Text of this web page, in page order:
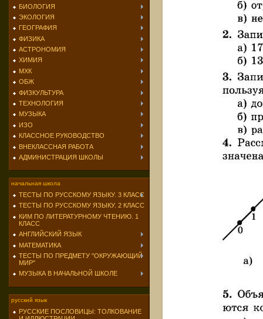
БИОЛОГИЯ
ЭКОЛОГИЯ
ГЕОГРАФИЯ
ФИЗИКА
АСТРОНОМИЯ
ХИМИЯ
МХК
ОБЖ
ФИЗКУЛЬТУРА
ТЕХНОЛОГИЯ
МУЗЫКА
ИЗО
КЛАССНОЕ РУКОВОДСТВО
ВНЕКЛАССНАЯ РАБОТА
АДМИНИСТРАЦИЯ ШКОЛЫ
начальная школа
ТЕСТЫ ПО РУССКОМУ ЯЗЫКУ. 3 КЛАСС
ТЕСТЫ ПО РУССКОМУ ЯЗЫКУ. 2 КЛАСС
КИМ ПО ЛИТЕРАТУРНОМУ ЧТЕНИЮ. 1
КЛАСС
АНГЛИЙСКИЙ ЯЗЫК
МАТЕМАТИКА
ТЕСТЫ ПО ПРЕДМЕТУ "ОКРУЖАЮЩИЙ
МИР"
МУЗЫКА В НАЧАЛЬНОЙ ШКОЛЕ
русский язык
РУССКИЕ ПОСЛОВИЦЫ: ТОЛКОВАНИЕ